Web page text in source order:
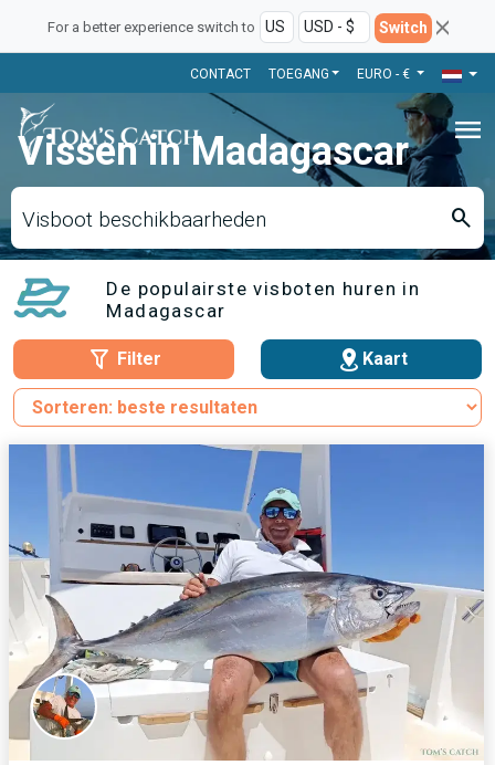
For a better experience switch to Switch
CONTACT TOEGANG EURO - €
menu
Vissen in Madagascar
Visboot beschikbaarheden search
De populairste visboten huren in
Madagascar
Filter Kaart